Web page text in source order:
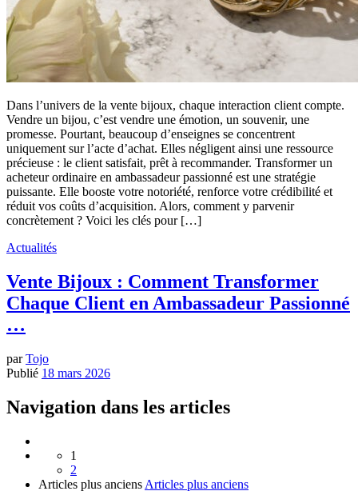
Dans l’univers de la vente bijoux, chaque interaction client compte.
Vendre un bijou, c’est vendre une émotion, un souvenir, une
promesse. Pourtant, beaucoup d’enseignes se concentrent
uniquement sur l’acte d’achat. Elles négligent ainsi une ressource
précieuse : le client satisfait, prêt à recommander. Transformer un
acheteur ordinaire en ambassadeur passionné est une stratégie
puissante. Elle booste votre notoriété, renforce votre crédibilité et
réduit vos coûts d’acquisition. Alors, comment y parvenir
concrètement ? Voici les clés pour […]
Actualités
Vente Bijoux : Comment Transformer
Chaque Client en Ambassadeur Passionné
…
parTojo
Publié 18 mars 2026
Navigation dans les articles
1
2
Articles plus anciens Articles plus anciens